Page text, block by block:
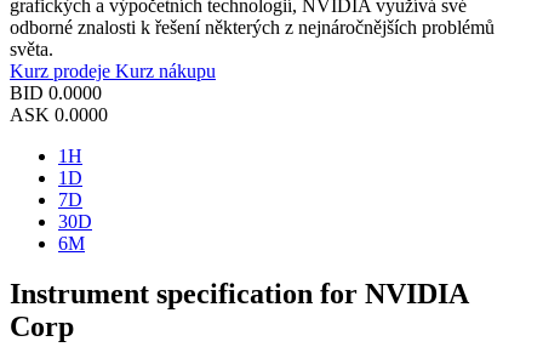
grafických a výpočetních technologií, NVIDIA využívá své
odborné znalosti k řešení některých z nejnáročnějších problémů
světa.
Kurz prodeje Kurz nákupu
BID 0.0000
ASK 0.0000
1H
1D
7D
30D
6M
Instrument specification for NVIDIA
Corp